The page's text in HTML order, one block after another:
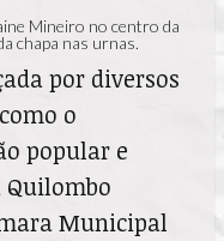
Mineiro no centro da
chapa nas urnas.
por diversos
o
popular e
Municipal